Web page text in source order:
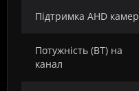
Підтримка AHD камер
Потужність (ВТ) на
канал